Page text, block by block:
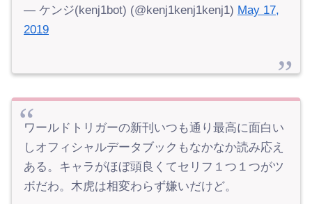
— ケンジ(kenj1bot) (@kenj1kenj1kenj1) May 17,
2019
ワールドトリガーの新刊いつも通り最高に面白い
しオフィシャルデータブックもなかなか読み応え
ある。キャラがほぼ頭良くてセリフ１つ１つがツ
ボだわ。木虎は相変わらず嫌いだけど。